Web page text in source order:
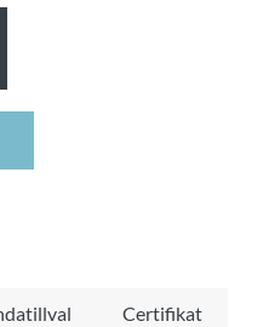
Certifikat